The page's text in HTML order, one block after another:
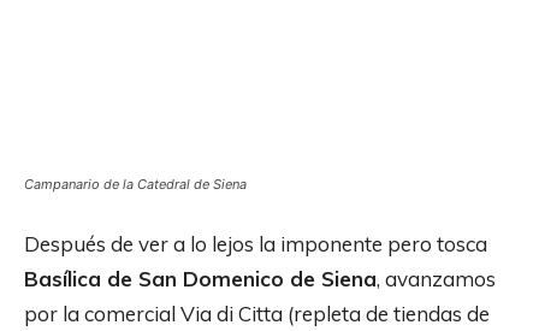
Campanario de la Catedral de Siena
Después de ver a lo lejos la imponente pero tosca
Basílica de San Domenico de Siena, avanzamos
por la comercial Via di Citta (repleta de tiendas de